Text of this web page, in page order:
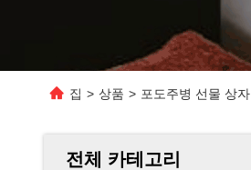
집 > 상품 > 포도주병 선물 상자
전체 카테고리